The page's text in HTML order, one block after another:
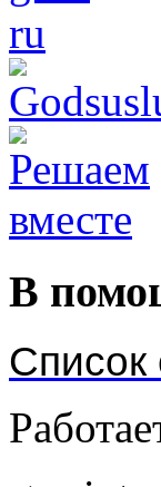
В
Список